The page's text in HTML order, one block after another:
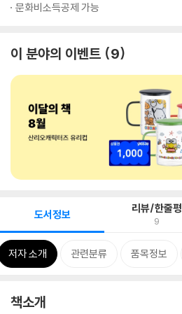
문화비소득공제 가능
이 분야의 이벤트 9
도서정보 리뷰/한줄평
9
저자 소개 관련분류 품목정보
책소개